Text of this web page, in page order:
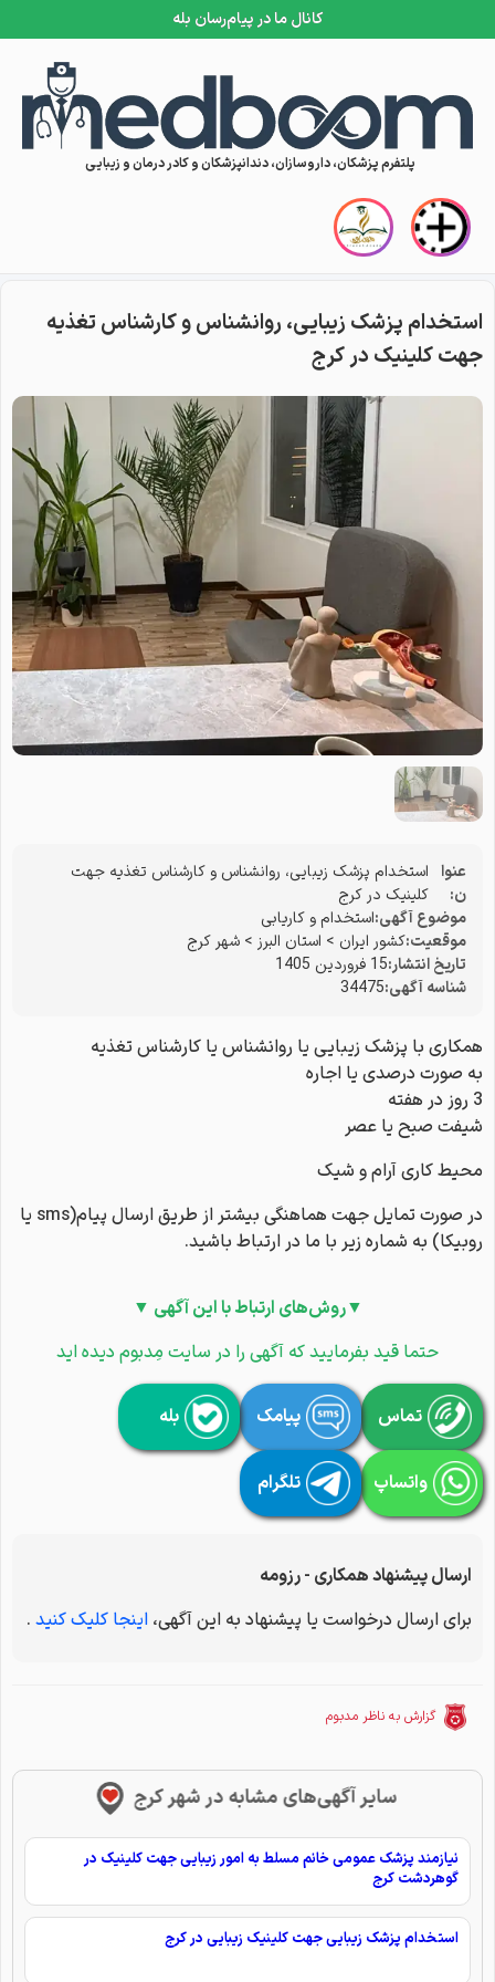
کانال ما در پیام‌رسان بله
Skip to content
پلتفرم پزشکان، داروسازان، دندانپزشکان و کادر درمان و زیبایی
استخدام پزشک زیبایی، روانشناس و کارشناس تغذیه
جهت کلینیک در کرج
عنوا
ن:
استخدام پزشک زیبایی، روانشناس و کارشناس تغذیه جهت
کلینیک در کرج
موضوع آگهی:استخدام و کاریابی
موقعیت:کشور ایران > استان البرز > شهر کرج
تاریخ انتشار:15 فروردین 1405
شناسه آگهی:34475
همکاری با پزشک زیبایی یا روانشناس یا کارشناس تغذیه
به صورت درصدی یا اجاره
3 روز در هفته
شیفت صبح یا عصر
محیط کاری آرام و شیک
در صورت تمایل جهت هماهنگی بیشتر از طریق ارسال پیام(sms یا
روبیکا) به شماره زیر با ما در ارتباط باشید.
▼روش‌های ارتباط با این آگهی ▼
حتما قید بفرمایید که آگهی را در سایت مِدبوم دیده اید
تماس پیامک بله
واتساپ تلگرام
ارسال پیشنهاد همکاری - رزومه
برای ارسال درخواست یا پیشنهاد به این آگهی، اینجا کلیک کنید .
گزارش به ناظر مدبوم
سایر آگهی‌های مشابه در شهر کرج
نیازمند پزشک عمومی خانم مسلط به امور زیبایی جهت کلینیک در
گوهردشت کرج
استخدام پزشک زیبایی جهت کلینیک زیبایی در کرج